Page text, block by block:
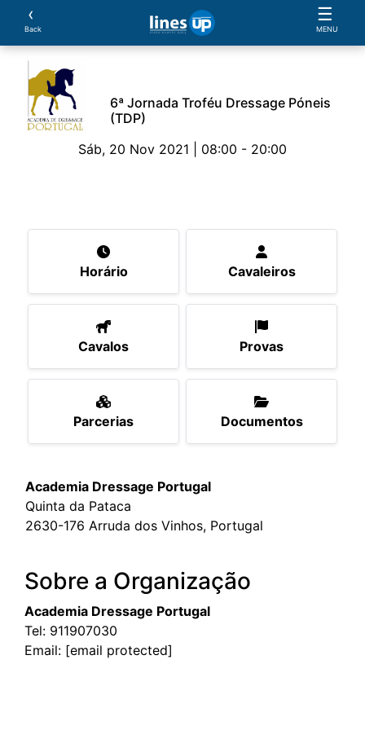
‹
Back
☰
MENU
6ª Jornada Troféu Dressage Póneis
(TDP)
Sáb, 20 Nov 2021 | 08:00 - 20:00
Horário Cavaleiros
Cavalos Provas
Parcerias Documentos
Academia Dressage Portugal
Quinta da Pataca
2630-176 Arruda dos Vinhos, Portugal
Sobre a Organização
Academia Dressage Portugal
Tel: 911907030
Email: [email protected]